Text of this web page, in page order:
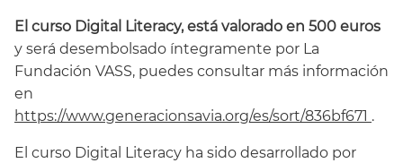
El curso Digital Literacy, está valorado en 500 euros
y será desembolsado íntegramente por La
Fundación VASS, puedes consultar más información
en
https://www.generacionsavia.org/es/sort/836bf671 .
El curso Digital Literacy ha sido desarrollado por